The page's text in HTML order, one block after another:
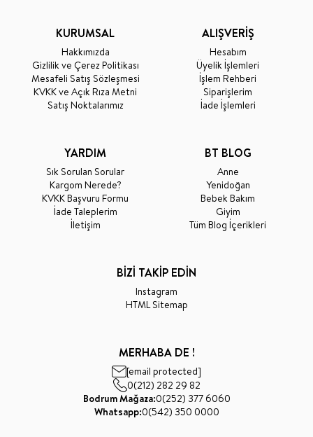
KURUMSAL
Hakkımızda
Gizlilik ve Çerez Politikası
Mesafeli Satış Sözleşmesi
KVKK ve Açık Rıza Metni
Satış Noktalarımız
ALIŞVERİŞ
Hesabım
Üyelik İşlemleri
İşlem Rehberi
Siparişlerim
İade İşlemleri
YARDIM
Sık Sorulan Sorular
Kargom Nerede?
KVKK Başvuru Formu
İade Taleplerim
İletişim
BT BLOG
Anne
Yenidoğan
Bebek Bakım
Giyim
Tüm Blog İçerikleri
BİZİ TAKİP EDİN
Instagram
HTML Sitemap
MERHABA DE !
[email protected]
0(212) 282 29 82
Bodrum Mağaza:0(252) 377 6060
Whatsapp:0(542) 350 0000